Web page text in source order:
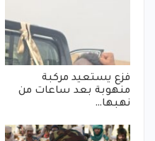
فزع يستعيد مركبة
منهوبة بعد ساعات من
نهبها…